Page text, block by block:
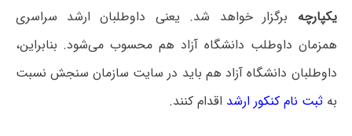
یکپارچه برگزار خواهد شد. یعنی داوطلبان ارشد سراسری
همزمان داوطلب دانشگاه آزاد هم محسوب می‌شود. بنابراین،
داوطلبان دانشگاه‌ آزاد هم باید در سایت سازمان سنجش نسبت
بهثبت نام کنکور ارشد اقدام کنند.